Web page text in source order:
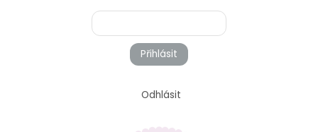
Přihlásit
Odhlásit